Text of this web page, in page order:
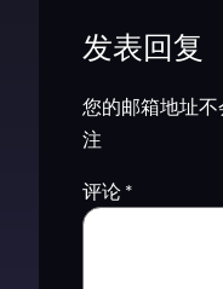
发表回复
您的邮箱地址不
注
评论 *